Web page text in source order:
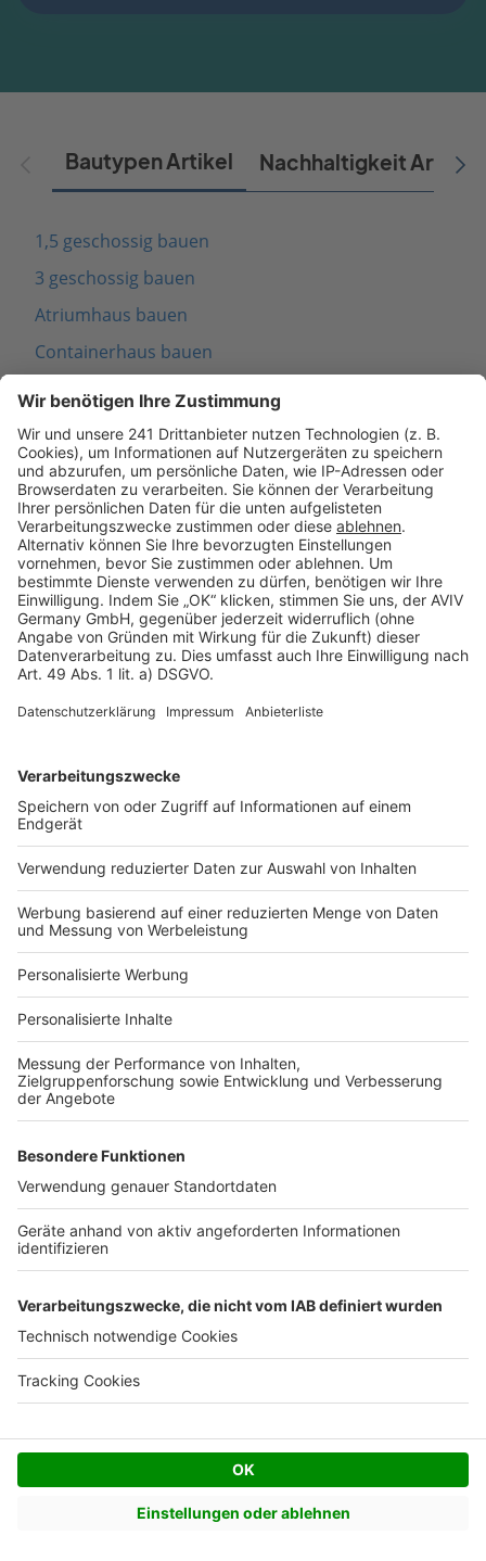
Bautypen Artikel Nachhaltigkeit Artikel
1,5 geschossig bauen
3 geschossig bauen
Atriumhaus bauen
Containerhaus bauen
Fachwerkhaus bauen
Schwedenhaus bauen
Modernes Haus bauen
Mediterranes Haus bauen
Satteldach bauen
Walmdach bauen
Pultdach bauen
Mit Architekt bauen
Mit Bauträger bauen
Mit Fertighausanbieter bauen
Mit Generalunternehmer bauen
Über bauen.de
Kontakt
Seitenaufbau
Barrierefreiheit
Cookie Einstellungen
Rechtliches
AGB-Übersicht
Datenschutz
Fotonachweis